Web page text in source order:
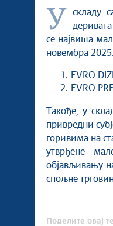
У складу са чланом 3. став 4. Уредбе о ограничењу висине цена
се највиша
новембра
EVRO
EVRO
Такође, у
привредни
горивима на
утврђене
објављивању
спољне
Поделите овај